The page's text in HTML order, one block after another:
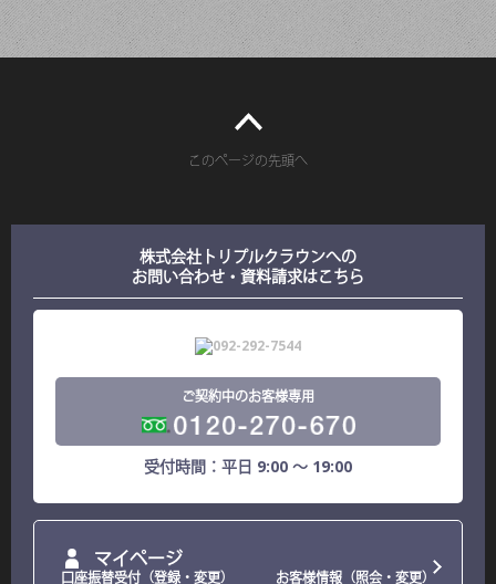
このページの先頭へ
株式会社トリプルクラウンへの
お問い合わせ・資料請求はこちら
ご契約中のお客様専用
受付時間：平日 9:00 ～ 19:00
マイページ
口座振替受付（登録・変更） お客様情報（照会・変更）